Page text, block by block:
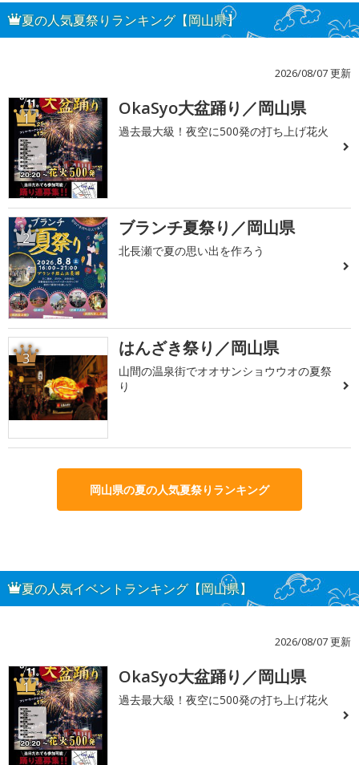
夏の人気夏祭りランキング【岡山県】
2026/08/07 更新
1 OkaSyo大盆踊り／岡山県
過去最大級！夜空に500発の打ち上げ花火
2 ブランチ夏祭り／岡山県
北長瀬で夏の思い出を作ろう
3 はんざき祭り／岡山県
山間の温泉街でオオサンショウウオの夏祭
り
岡山県の夏の人気夏祭りランキング
夏の人気イベントランキング【岡山県】
2026/08/07 更新
1 OkaSyo大盆踊り／岡山県
過去最大級！夜空に500発の打ち上げ花火